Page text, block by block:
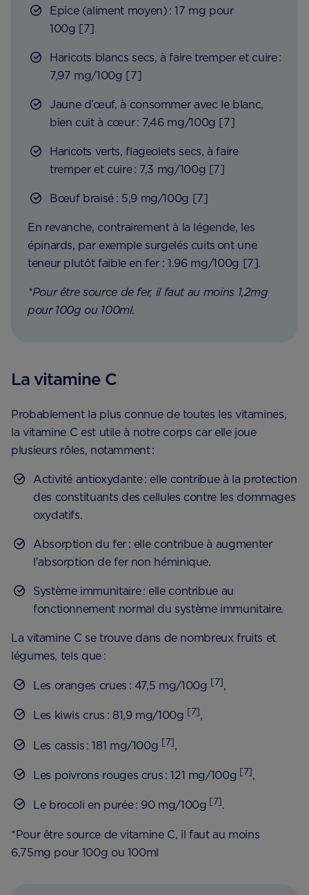
Epice (aliment moyen) : 17 mg pour
100g [7]
Haricots blancs secs, à faire tremper et cuire :
7,97 mg/100g [7]
Jaune d’œuf, à consommer avec le blanc,
bien cuit à cœur : 7,46 mg/100g [7]
Haricots verts, flageolets secs, à faire
tremper et cuire : 7,3 mg/100g [7]
Bœuf braisé : 5,9 mg/100g [7]
En revanche, contrairement à la légende, les
épinards, par exemple surgelés cuits ont une
teneur plutôt faible en fer : 1.96 mg/100g [7].
*Pour être source de fer, il faut au moins 1,2mg
pour 100g ou 100ml.
La vitamine C
Probablement la plus connue de toutes les vitamines,
la vitamine C est utile à notre corps car elle joue
plusieurs rôles, notamment :
Activité antioxydante : elle contribue à la protection
des constituants des cellules contre les dommages
oxydatifs.
Absorption du fer : elle contribue à augmenter
l'absorption de fer non héminique.
Système immunitaire : elle contribue au
fonctionnement normal du système immunitaire.
La vitamine C se trouve dans de nombreux fruits et
légumes, tels que :
Les oranges crues : 47,5 mg/100g [7],
Les kiwis crus : 81,9 mg/100g [7],
Les cassis : 181 mg/100g [7],
Les poivrons rouges crus : 121 mg/100g [7],
Le brocoli en purée : 90 mg/100g [7].
*Pour être source de vitamine C, il faut au moins
6,75mg pour 100g ou 100ml